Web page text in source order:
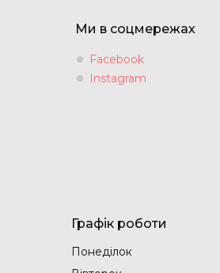
Ми в соцмережах
Facebook
Instagram
Графік роботи
Понеділок